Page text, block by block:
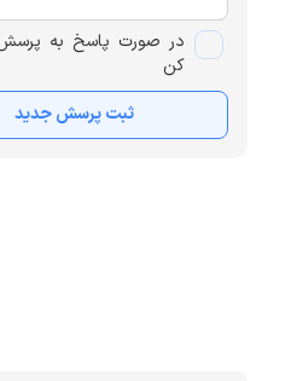
در صورت پاسخ به
کن
ثبت پرسش جدید